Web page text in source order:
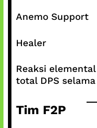
Anemo Support
Healer
Reaksi
total DPS
Tim F2P